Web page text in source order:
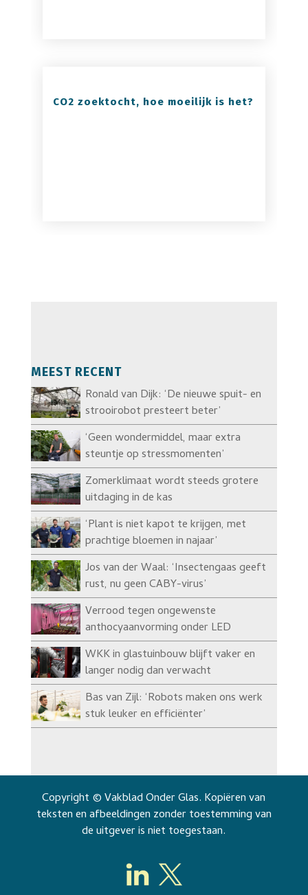
CO2 zoektocht, hoe moeilijk is het?
MEEST RECENT
Ronald van Dijk: ‘De nieuwe spuit- en
strooirobot presteert beter’
‘Geen wondermiddel, maar extra
steuntje op stressmomenten’
Zomerklimaat wordt steeds grotere
uitdaging in de kas
‘Plant is niet kapot te krijgen, met
prachtige bloemen in najaar’
Jos van der Waal: ‘Insectengaas geeft
rust, nu geen CABY-virus’
Verrood tegen ongewenste
anthocyaanvorming onder LED
WKK in glastuinbouw blijft vaker en
langer nodig dan verwacht
Bas van Zijl: ‘Robots maken ons werk
stuk leuker en efficiënter’
Copyright © Vakblad Onder Glas. Kopiëren van
teksten en afbeeldingen zonder toestemming van
de uitgever is niet toegestaan.